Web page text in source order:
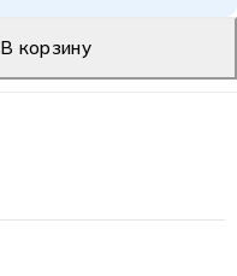
В корзину